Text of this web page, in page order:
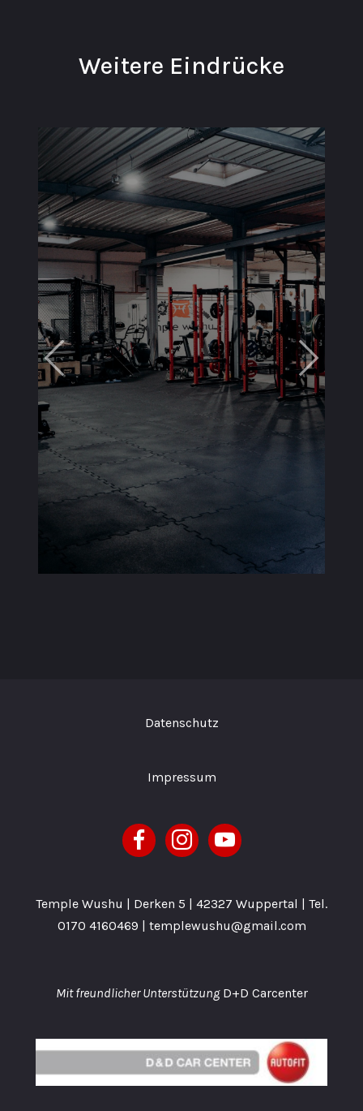
Weitere Eindrücke
Datenschutz
Impressum
facebookinstagramyoutube
Temple Wushu | Derken 5 | 42327 Wuppertal | Tel.
0170 4160469 | templewushu@gmail.com
Mit freundlicher Unterstützung D+D Carcenter